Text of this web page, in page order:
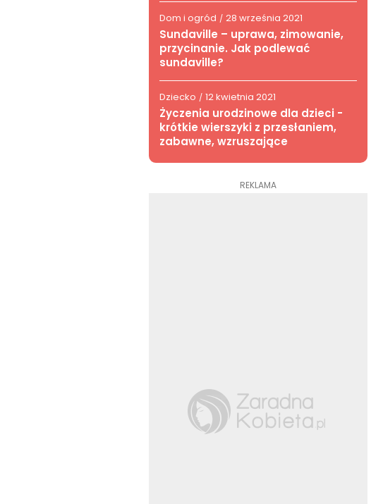
Dom i ogród / 28 września 2021
Sundaville – uprawa, zimowanie,
przycinanie. Jak podlewać
sundaville?
Dziecko / 12 kwietnia 2021
Życzenia urodzinowe dla dzieci -
krótkie wierszyki z przesłaniem,
zabawne, wzruszające
REKLAMA